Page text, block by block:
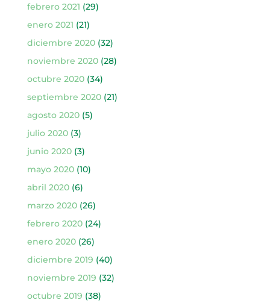
febrero 2021 (29)
enero 2021 (21)
diciembre 2020(32)
noviembre 2020(28)
octubre 2020(34)
septiembre 2020(21)
agosto 2020(5)
julio 2020(3)
junio 2020(3)
mayo 2020(10)
abril 2020(6)
marzo 2020(26)
febrero 2020(24)
enero 2020(26)
diciembre 2019 (40)
noviembre 2019 (32)
octubre 2019 (38)